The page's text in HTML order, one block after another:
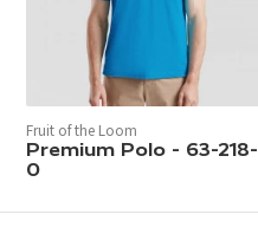
Fruit of the Loom
Premium Polo - 63-218-
0